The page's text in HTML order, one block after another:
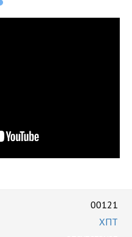
00121
ХПТ